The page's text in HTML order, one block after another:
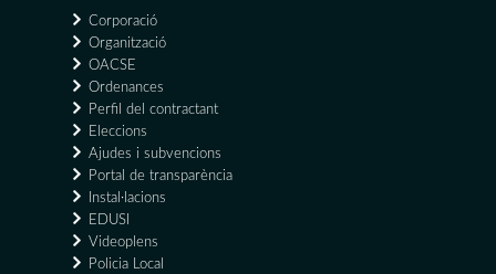
Corporació
Organització
OACSE
Ordenances
Perfil del contractant
Eleccions
Ajudes i subvencions
Portal de transparència
Instal·lacions
EDUSI
Videoplens
Policia Local